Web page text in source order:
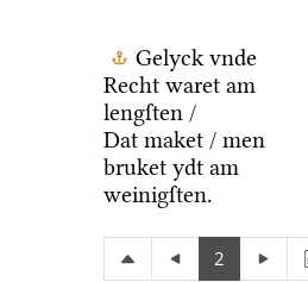
Gelyck vnde
Recht waret am
lengſten /
Dat maket / men
bruket ydt am
weinigſten.
2